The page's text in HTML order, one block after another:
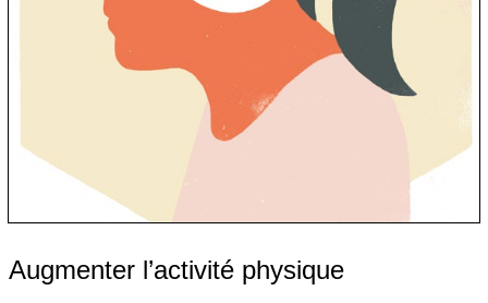
Augmenter l’activité physique